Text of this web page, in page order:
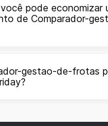
pode economizar
de Comparador-
gestao-de-frotas